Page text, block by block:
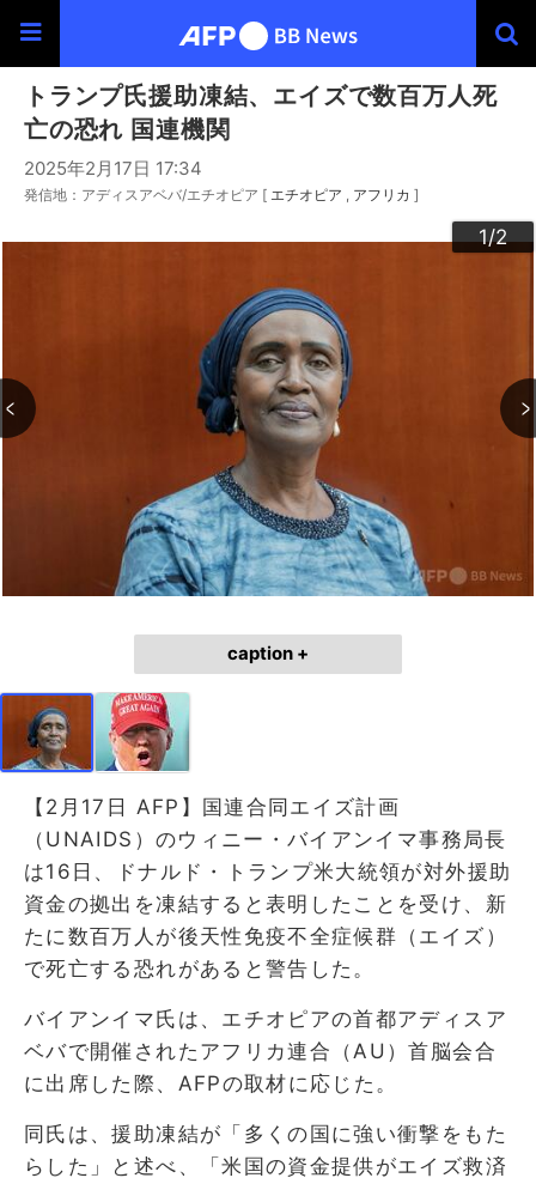
トランプ氏援助凍結、エイズで数百万人死
亡の恐れ 国連機関
2025年2月17日 17:34
発信地：アディスアベバ/エチオピア [ エチオピア アフリカ ]
1/2
2/2
caption +
【2月17日 AFP】国連合同エイズ計画
（UNAIDS）のウィニー・バイアンイマ事務局長
は16日、ドナルド・トランプ米大統領が対外援助
資金の拠出を凍結すると表明したことを受け、新
たに数百万人が後天性免疫不全症候群（エイズ）
で死亡する恐れがあると警告した。
バイアンイマ氏は、エチオピアの首都アディスア
ベバで開催されたアフリカ連合（AU）首脳会合
に出席した際、AFPの取材に応じた。
同氏は、援助凍結が「多くの国に強い衝撃をもた
らした」と述べ、「米国の資金提供がエイズ救済